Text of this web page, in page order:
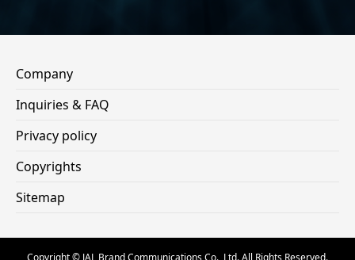
Company
Inquiries & FAQ
Privacy policy
Copyrights
Sitemap